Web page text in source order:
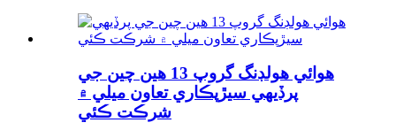
هوائي هولڊنگ گروپ 13 هين چين جي
پرڏيهي سيڙپڪاري تعاون ميلي ۾
شرڪت ڪئي